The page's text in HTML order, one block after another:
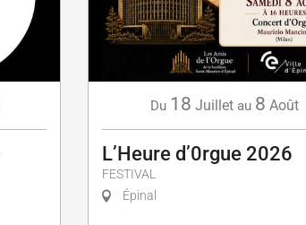
Du 18 Juillet au 8 Août
L’Heure d’0rgue 2026
FESTIVAL
Épinal